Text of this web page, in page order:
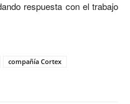
respuesta con el trabajo
compañía Cortex